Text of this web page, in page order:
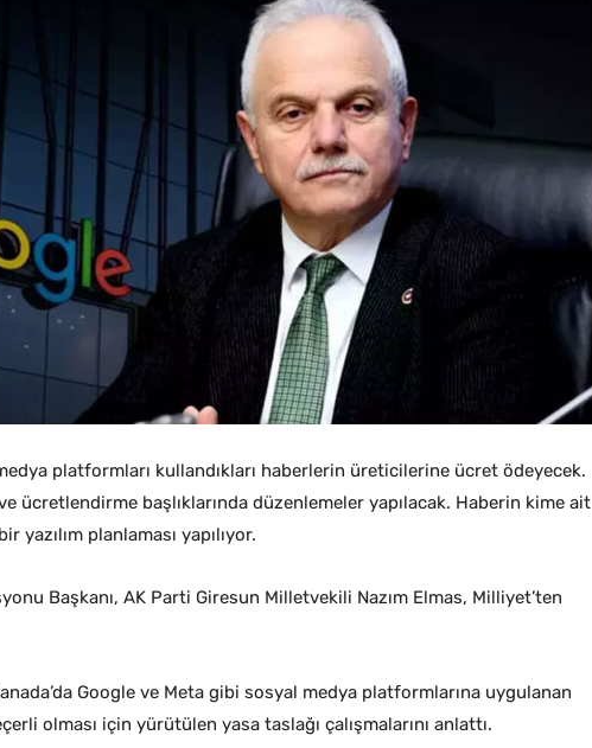
platformları kullandıkları haberlerin üreticilerine ücret ödeyecek.
ücretlendirme başlıklarında düzenlemeler yapılacak. Haberin kime ait
planlaması yapılıyor.
Başkanı, AK Parti Giresun Milletvekili Nazım Elmas, Milliyet’ten
Google ve Meta gibi sosyal medya platformlarına uygulanan
olması için yürütülen yasa taslağı çalışmalarını anlattı.